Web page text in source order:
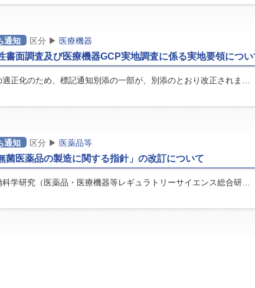
通知 区分 ▶ 医療機器
書面調査及び医療機器GCP実地調査に係る実地要領につ
正化のため、標記通知別添の一部が、別添のとおり改正されま…
通知 区分 ▶ 医薬品等
菌医薬品の製造に関する指針」の改訂について
科学研究（医薬品・医療機器等レギュラトリーサイエンス総合研…